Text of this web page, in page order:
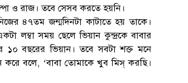
ও রাজ। তবে সেসব করতে হয়নি।
৪৭তম জন্মদিনটা কাটাতে হয় তাকে।
লম্বা সময় ছেলে ভিয়ান কুন্দ্রকে বাবার
১০ বছরের ভিয়ান। তবে সবটা শক্ত মনে
করে বলে, ‘বাবা তোমাকে খুব মিস্ করছি।